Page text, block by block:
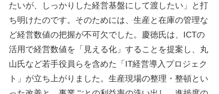
たいが、しっかりした経営基盤にして渡したい」と打
ち明けたのです。そのためには、生産と在庫の管理な
ど経営数値の把握が不可欠でした。慶徳氏は、ICTの
活用で経営数値を「見える化」することを提案し、丸
山氏など若手役員らを含めた「IT経営導入プロジェク
ト」が立ち上がりました。生産現場の整理・整頓とい